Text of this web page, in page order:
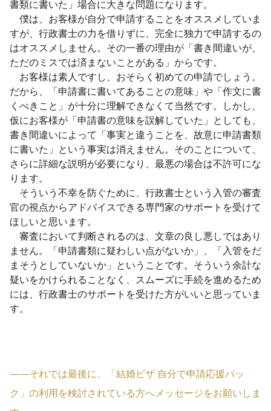
書類に書いた」場合に大きな問題になります。
僕は、お客様が自分で申請することをオススメしていま
すが、行政書士の力を借りずに、完全に独力で申請するの
はオススメしません。その一番の理由が「書き間違いが、
ただのミスでは済まないことがある」からです。
お客様は素人ですし、おそらく初めての申請でしょう。
だから、「申請書に書いてあることの意味」や「作文に書
くべきこと」が十分に理解できなくて当然です。しかし、
仮にお客様が「申請書の意味を誤解していた」としても、
書き間違いによって「事実と違うことを、故意に申請書類
に書いた」という事実は消えません。そのことについて、
さらに詳細な説明が必要になり、最悪の場合は不許可にな
ります。
そういう不幸を防ぐために、行政書士という入管の審査
官の視点からアドバイスできる専門家のサポートを受けて
ほしいと思います。
審査において判断されるのは、文章の良し悪しではあり
ません。「申請書類に疑わしい点がないか」、「入管をだ
まそうとしていないか」ということです。そういう余計な
疑いをかけられることなく、スムーズに手続を進めるため
には、行政書士​のサポートを受けた方がいいと思っていま
す。
――それでは最後に、「結婚ビザ 自分で申請応援パッ
ク」​ の利用を検討されている方へメッセージをお願いしま